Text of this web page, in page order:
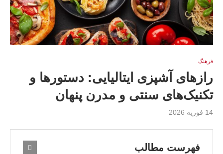
فرهنگ
رازهای آشپزی ایتالیایی: دستورها و
تکنیک‌های سنتی و مدرن پنهان
14 فوریه 2026
فهرست مطالب